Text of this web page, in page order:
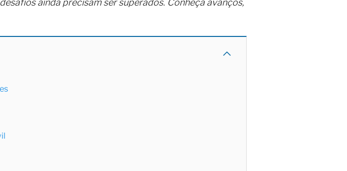
ainda precisam ser superados. Conheça avanços,